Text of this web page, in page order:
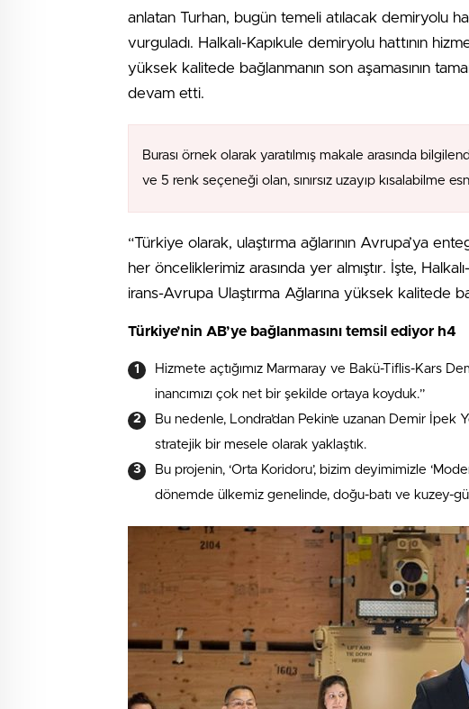
anlatan Turhan, bugün temeli atılacak demiryolu
vurguladı. Halkalı-Kapıkule demiryolu hattının
yüksek kalitede bağlanmanın son aşamasının
devam etti.
Burası örnek olarak yaratılmış makale arasında
ve 5 renk seçeneği olan, sınırsız uzayıp kısalabilme
“Türkiye olarak, ulaştırma ağlarının Avrupa’ya
her önceliklerimiz arasında yer almıştır. İşte,
irans-Avrupa Ulaştırma Ağlarına yüksek kalitede
Türkiye’nin AB’ye bağlanmasını temsil ediyor h4
Hizmete açtığımız Marmaray ve Bakü-Tiflis-Kars
inancımızı çok net bir şekilde ortaya koyduk.”
Bu nedenle, Londra’dan Pekin’e uzanan Demir İpek
stratejik bir mesele olarak yaklaştık.
Bu projenin, ‘Orta Koridoru’, bizim deyimimizle
dönemde ülkemiz genelinde, doğu-batı ve kuzey-